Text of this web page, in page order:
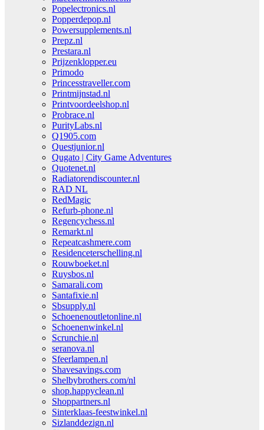
Popelectronics.nl
Popperdepop.nl
Powersupplements.nl
Prepz.nl
Prestara.nl
Prijzenklopper.eu
Primodo
Princesstraveller.com
Printmijnstad.nl
Printvoordeelshop.nl
Probrace.nl
PurityLabs.nl
Q1905.com
Questjunior.nl
Qugato | City Game Adventures
Quotenet.nl
Radiatorendiscounter.nl
RAD NL
RedMagic
Refurb-phone.nl
Regencychess.nl
Remarkt.nl
Repeatcashmere.com
Residenceterschelling.nl
Rouwboeket.nl
Ruysbos.nl
Samarali.com
Santafixie.nl
Sbsupply.nl
Schoenenoutletonline.nl
Schoenenwinkel.nl
Scrunchie.nl
seranova.nl
Sfeerlampen.nl
Shavesavings.com
Shelbybrothers.com/nl
shop.happyclean.nl
Shoppartners.nl
Sinterklaas-feestwinkel.nl
Sizlanddezign.nl